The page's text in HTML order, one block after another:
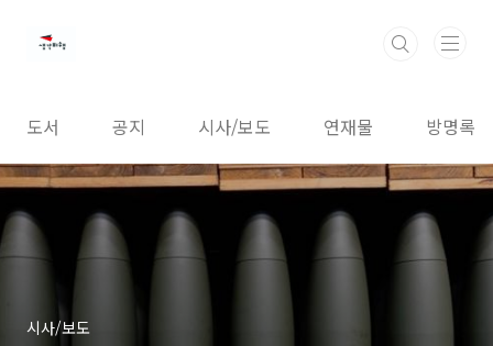
도서 공지 시사/보도 연재물 방명록
시사/보도